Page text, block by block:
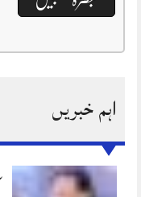
اہم خبریں